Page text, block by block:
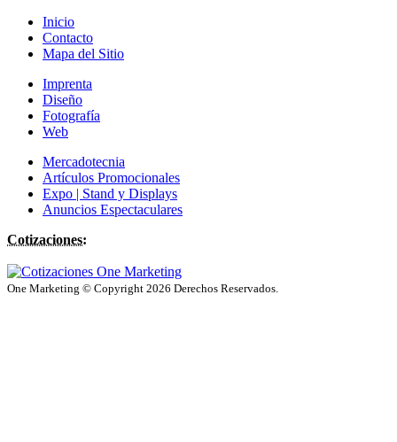
Inicio
Contacto
Mapa del Sitio
Imprenta
Diseño
Fotografía
Web
Mercadotecnia
Artículos Promocionales
Expo | Stand y Displays
Anuncios Espectaculares
Cotizaciones:
One Marketing © Copyright 2026 Derechos Reservados.